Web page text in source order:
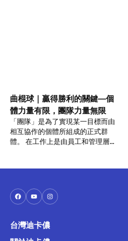
曲棍球｜贏得勝利的關鍵—個
體力量有限，團隊力量無限
「團隊」是為了實現某一目標而由
相互協作的個體所組成的正式群
體。 在工作上是由員工和管理層組
擅用每一個成員的知識和技能協同
標。
台灣迪卡儂